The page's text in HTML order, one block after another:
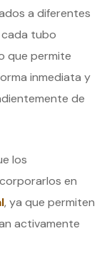
a diferentes
cada tubo
que permite
inmediata y
de
los
en
, ya que permiten
activamente